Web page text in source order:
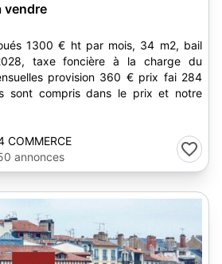
vendre
1300 € ht par mois, 34 m2, bail
taxe foncière à la charge du
provision 360 € prix fai 284
sont compris dans le prix et notre
COMMERCE
annonces